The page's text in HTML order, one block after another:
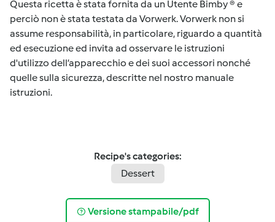
Questa ricetta è stata fornita da un Utente Bimby ® e
perciò non è stata testata da Vorwerk. Vorwerk non si
assume responsabilità, in particolare, riguardo a quantità
ed esecuzione ed invita ad osservare le istruzioni
d'utilizzo dell’apparecchio e dei suoi accessori nonché
quelle sulla sicurezza, descritte nel nostro manuale
istruzioni.
Recipe's categories:
Dessert
Versione stampabile/pdf